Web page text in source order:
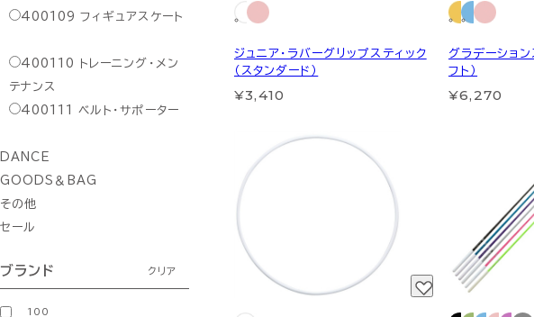
400109 フィギュアスケート
400110
トレーニング・メン
テナンス
400111
ベルト・サポーター
DANCE
GOODS＆BAG
その他
セール
ブランド クリア
100
ジュニア・ラバーグリップスティック
（スタンダード）
¥3,410
グラデーショ
フト）
¥6,270